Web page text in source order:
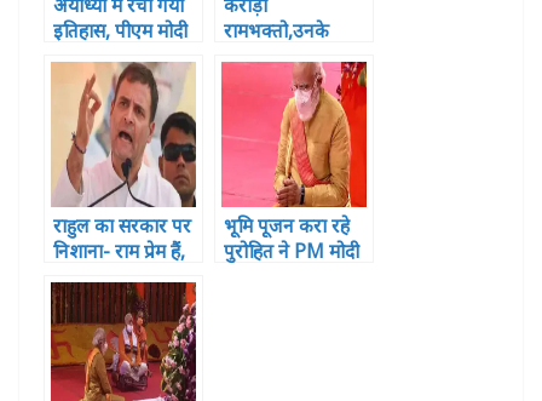
इतिहास, पीएम मोदी
ने रखी राम मंदिर की
आधारशिला
रामभक्तो,उनके
बलिदानों और 500
साल के संघर्ष का
प्रतिफल है 5 अगस्त
2020 – यशकांत
राहुल का सरकार पर
निशाना- राम प्रेम हैं,
कभी घृणा में प्रकट
नहीं हो सकते
भूमि पूजन करा रहे
पुरोहित ने PM मोदी